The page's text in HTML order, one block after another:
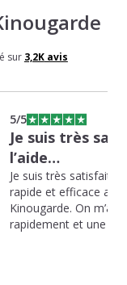
sur 3,2Kavis
5/5
Je suis très
l’aide…
Je suis très satisfaite
rapide et efficace
Kinougarde. On m’a
rapidement et une